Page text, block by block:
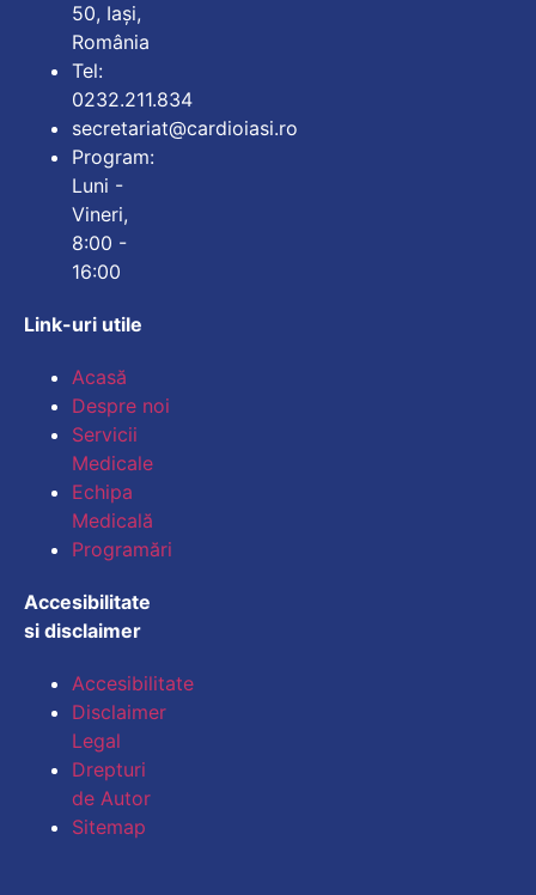
50, Iași,
România
Tel:
0232.211.834
secretariat@cardioiasi.ro
Program:
Luni -
Vineri,
8:00 -
16:00
Link-uri utile
Acasă
Despre noi
Servicii
Medicale
Echipa
Medicală
Programări
Accesibilitate
si disclaimer
Accesibilitate
Disclaimer
Legal
Drepturi
de Autor
Sitemap